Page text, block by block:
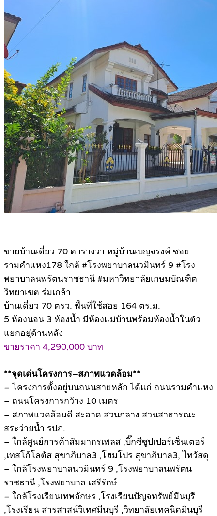
ขายบ้านเดี่ยว 70 ตารางวา หมู่บ้านเบญจรงค์ ซอย
รามคำแหง178 ใกล้ #โรงพยาบาลนวมินทร์ 9 #โรง
พยาบาลนพรัตนราชธานี #มหาวิทยาลัยเกษมบัณฑิต
วิทยาเขต ร่มเกล้า
บ้านเดี่ยว 70 ตรว. พื้นที่ใช้สอย 164 ตร.ม.
5 ห้องนอน 3 ห้องน้ำ มีห้องแม่บ้านพร้อมห้องน้ำในตัว
แยกอยู่ด้านหลัง
ขายราคา 4,290,000 บาท
**จุดเด่นโครงการ–สภาพแวดล้อม**
– โครงการตั้งอยู่บนถนนสายหลัก ได้แก่ ถนนรามคำแหง
– ถนนโครงการกว้าง 10 เมตร
– สภาพแวดล้อมดี สะอาด ส่วนกลาง สวนสาธารณะ
สระว่ายน้ำ รปภ.
– ใกล้ศูนย์การค้าสัมมากรเพลส ,บิ๊กซีซูปเปอร์เซ็นเตอร์
,เทสโก้โลตัส สุขาภิบาล3 ,โฮมโปร สุขาภิบาล3, ไทวัสดุ
– ใกล้โรงพยาบาลนวมินทร์ 9 ,โรงพยาบาลนพรัตน
ราชธานี ,โรงพยาบาล เสรีรักษ์
– ใกล้โรงเรียนเทพอักษร ,โรงเรียนปัญจทรัพย์มีนบุรี
,โรงเรียน สารสาสน์วิเทศมีนบุรี ,วิทยาลัยเทคนิคมีนบุรี